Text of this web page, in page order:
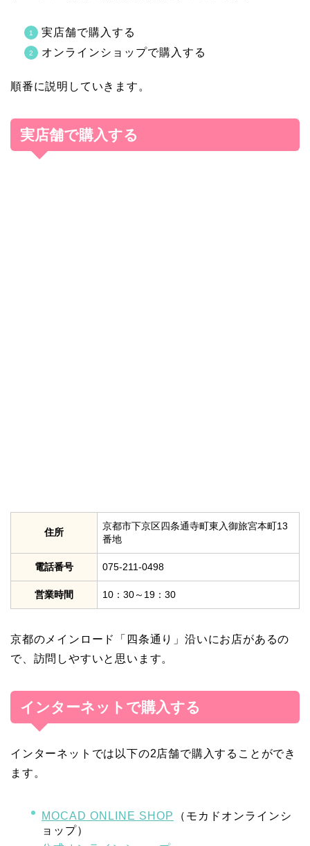
実店舗で購入する
オンラインショップで購入する
順番に説明していきます。
実店舗で購入する
住所
京都市下京区四条通寺町東入御旅宮本町13
番地
電話番号 075-211-0498
営業時間 10：30～19：30
京都のメインロード「四条通り」沿いにお店があるの
で、訪問しやすいと思います。
インターネットで購入する
インターネットでは以下の2店舗で購入することができ
ます。
MOCAD ONLINE SHOP
（モカドオンラインシ
ョップ）